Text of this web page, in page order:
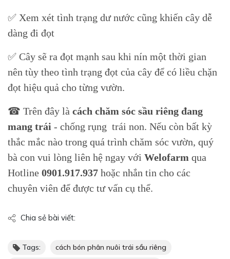
✅ Xem xét tình trạng dư nước cũng khiến cây dễ
dàng đi đọt
✅ Cây sẽ ra đọt mạnh sau khi nín một thời gian
nên tùy theo tình trạng đọt của cây để có liều chặn
đọt hiệu quả cho từng vườn.
☎ Trên đây là cách chăm sóc sầu riêng đang
mang trái - chống rụng trái non. Nếu còn bất kỳ
thắc mắc nào trong quá trình chăm sóc vườn, quý
bà con vui lòng liên hệ ngay với Welofarm qua
Hotline 0901.917.937 hoặc nhắn tin cho các
chuyên viên để được tư vấn cụ thể.
Chia sẻ bài viết:
Tags:
cách bón phân nuôi trái sầu riêng